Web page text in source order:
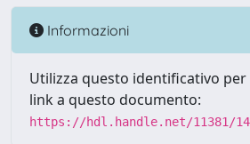
Informazioni
Utilizza questo identificativo
link a questo documento:
https://hdl.handle.net/11381/